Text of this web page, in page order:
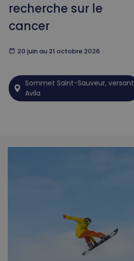
recherche sur le
cancer
calendar_today 20 juin au 21 octobre 2026
Sommet Saint-Sauveur, versant
Avila